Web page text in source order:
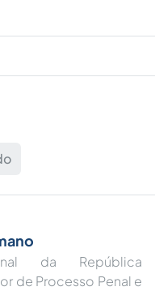
da República
de Processo Penal e